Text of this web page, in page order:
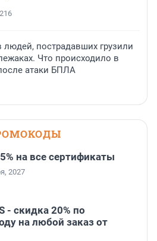
216
людей, пострадавших грузили
Что происходило в
атаки БПЛА
на все сертификаты
2027
- скидка 20% по
на любой заказ от